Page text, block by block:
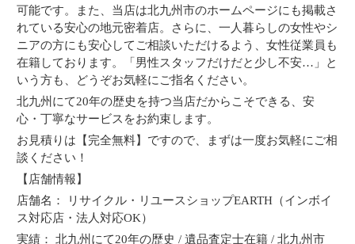
可能です。また、当店は北九州市のホームページにも掲載さ
れている安心の地元密着店。さらに、一人暮らしの女性やシ
ニアの方にも安心してご相談いただけるよう、女性従業員も
在籍しております。「男性スタッフだけだと少し不安…」と
いう方も、どうぞお気軽にご指名ください。
北九州にて20年の歴史を持つ当店だからこそできる、安
心・丁寧なサービスをお約束します。
お見積りは【完全無料】ですので、まずは一度お気軽にご相
談ください！
【店舗情報】
店舗名： リサイクル・リユースショップEARTH（インボイ
ス対応店・法人対応OK）
実績： 北九州にて20年の歴史 / 遺品査定士在籍 / 北九州市